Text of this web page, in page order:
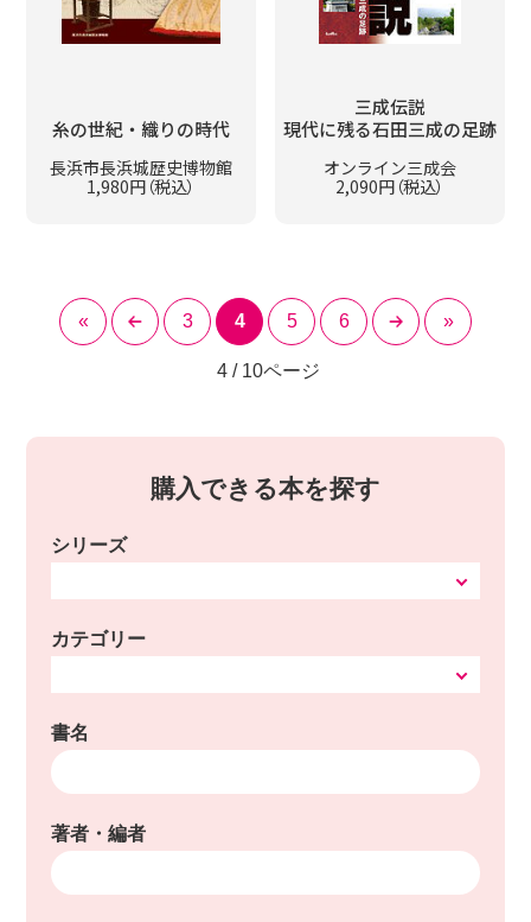
糸の世紀・織りの時代
長浜市長浜城歴史博物館
1,980円（税込）
三成伝説
現代に残る石田三成の足跡
オンライン三成会
2,090円（税込）
4 / 10ページ
« 3 4 5 6 »
購入できる本を探す
シリーズ
カテゴリー
書名
著者・編者